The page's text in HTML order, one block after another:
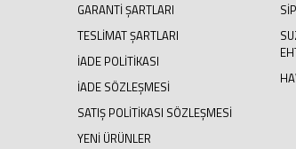
GARANTI ŞARTLARI
TESLIMAT ŞARTLARI
İADE POLITIKASI
İADE SÖZLEŞMESI
SATIŞ POLITIKASI SÖZLEŞMESI
YENI ÜRÜNLER